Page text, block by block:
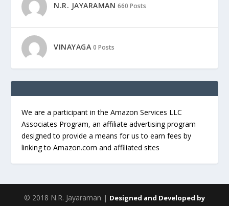
N.R. JAYARAMAN 660 Posts
VINAYAGA 0 Posts
We are a participant in the Amazon Services LLC
Associates Program, an affiliate advertising program
designed to provide a means for us to earn fees by
linking to Amazon.com and affiliated sites
© 2018 N.R. Jayaraman | Designed and Developed by